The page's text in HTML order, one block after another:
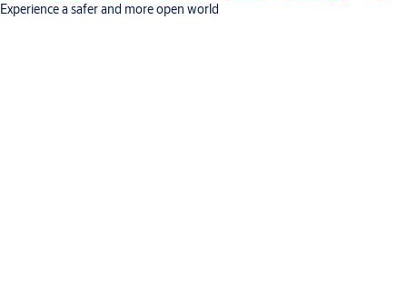
Experience a safer and more open world